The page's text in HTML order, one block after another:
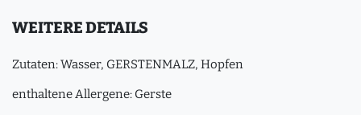
WEITERE DETAILS
Zutaten: Wasser, GERSTENMALZ, Hopfen
enthaltene Allergene: Gerste